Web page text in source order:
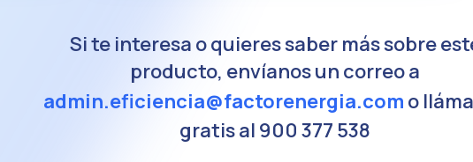
Si te interesa o quieres saber más sobre
producto, envíanos un correo a
admin.eficiencia@factorenergia.com o
gratis al 900 377 538